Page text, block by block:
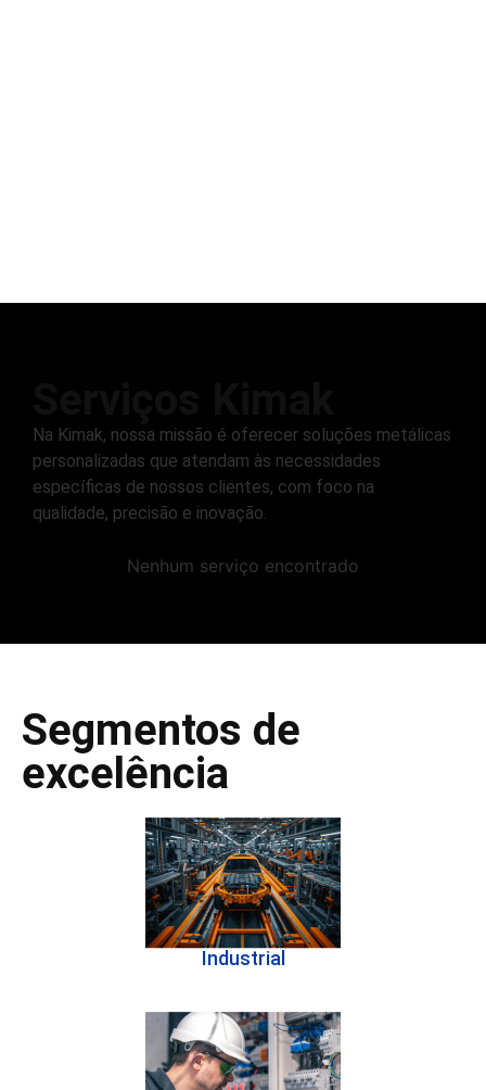
Na Kimak, nossa missão é oferecer soluções metálicas
personalizadas que atendam às necessidades
específicas de nossos clientes, com foco na
qualidade, precisão e inovação.
Nenhum serviço encontrado
Segmentos de
excelência
Industrial